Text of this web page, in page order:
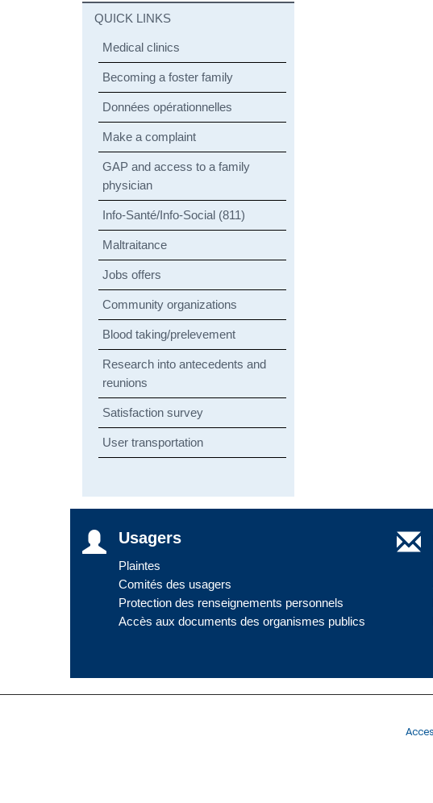
QUICK LINKS
Medical clinics
Becoming a foster family
Données opérationnelles
Make a complaint
GAP and access to a family
physician
Info-Santé/Info-Social (811)
Maltraitance
Jobs offers
Community organizations
Blood taking/prelevement
Research into antecedents and
reunions
Satisfaction survey
User transportation
Usagers
Plaintes
Comités des usagers
Protection des renseignements personnels
Accès aux documents des organismes publics